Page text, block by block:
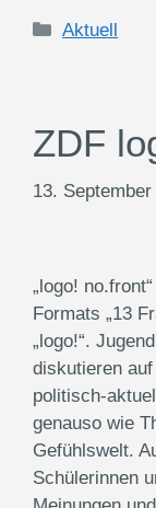
Kategorien
Aktuell
ZDF
13. September
„logo!
Formats „13
„logo!“.
diskutieren
politisch-
genauso wie
Gefühlswelt.
Schülerinnen